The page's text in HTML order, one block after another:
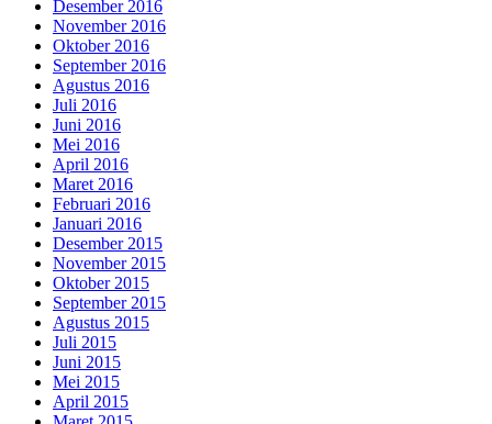
Desember 2016
November 2016
Oktober 2016
September 2016
Agustus 2016
Juli 2016
Juni 2016
Mei 2016
April 2016
Maret 2016
Februari 2016
Januari 2016
Desember 2015
November 2015
Oktober 2015
September 2015
Agustus 2015
Juli 2015
Juni 2015
Mei 2015
April 2015